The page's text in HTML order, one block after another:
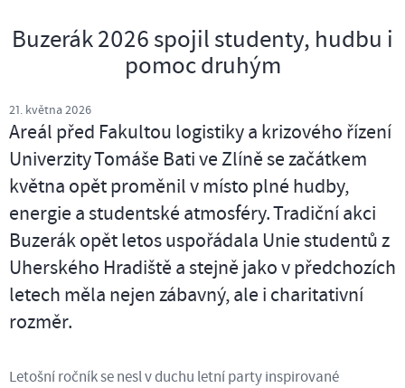
Buzerák 2026 spojil studenty, hudbu i
pomoc druhým
21. května 2026
Areál před Fakultou logistiky a krizového řízení
Univerzity Tomáše Bati ve Zlíně se začátkem
května opět proměnil v místo plné hudby,
energie a studentské atmosféry. Tradiční akci
Buzerák opět letos uspořádala Unie studentů z
Uherského Hradiště a stejně jako v předchozích
letech měla nejen zábavný, ale i charitativní
rozměr.
Letošní ročník se nesl v duchu letní party inspirované